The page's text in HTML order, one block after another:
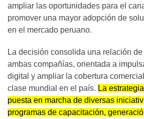
ampliar las oportunidades para el
promover una mayor adopción de
en el mercado peruano.
La decisión consolida una relación
ambas compañías, orientada a
digital y ampliar la cobertura
clase mundial en el país. La
puesta en marcha de diversas
programas de capacitación,